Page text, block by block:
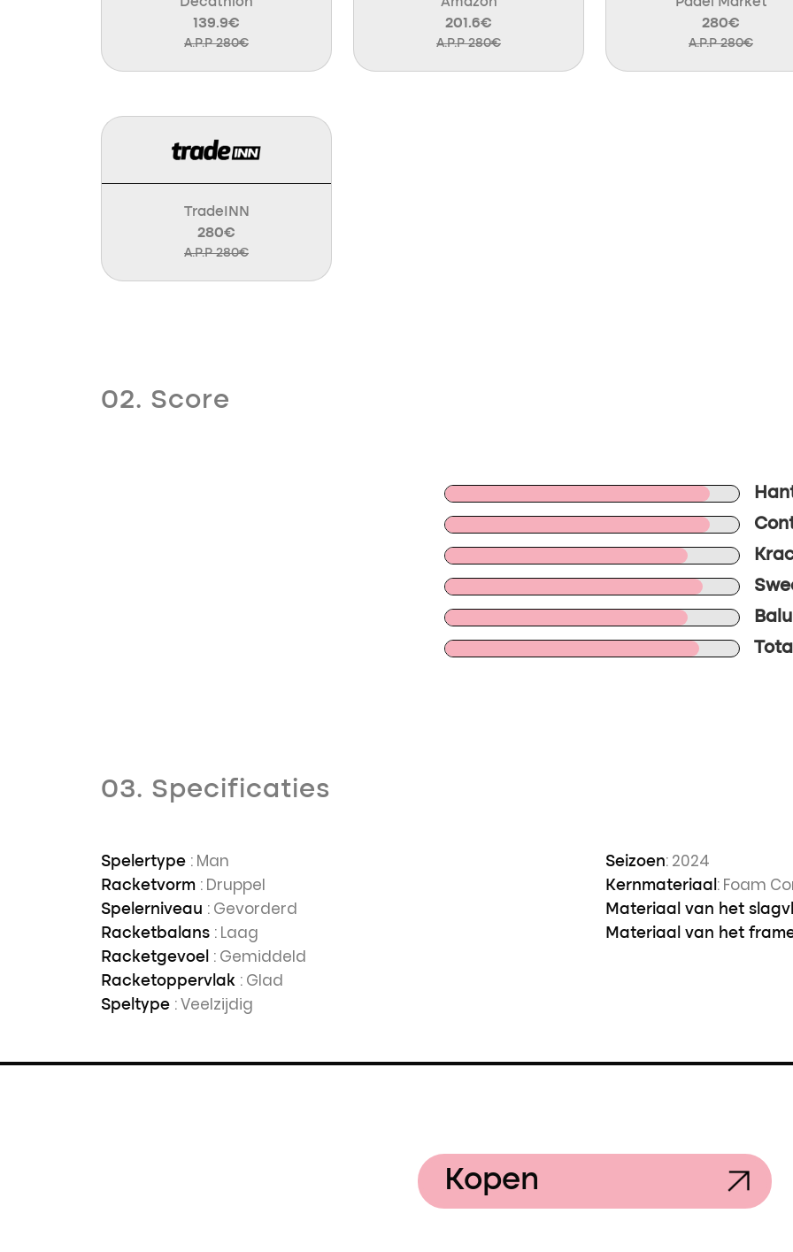
139.9€
A.P.P 280€
201.6€
A.P.P 280€
280€
A.P.P 280€
TradeINN
280€
A.P.P 280€
02. Score
03. Specificaties
Spelertype : Man
Racketvorm : Druppel
Spelerniveau : Gevorderd
Racketbalans : Laag
Racketgevoel : Gemiddeld
Racketoppervlak : Glad
Speltype : Veelzijdig
Seizoen: 2024
Kernmateriaal : Foam
Materiaal van het
Materiaal van het
Kopen